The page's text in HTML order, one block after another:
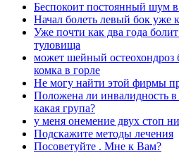
Беспокоит постоянный шум
Начал болеть левый бок уже
Уже почти как два года
туловища
может шейный
комка в горле
Не могу найти этой фирмы
Положена ли инвалидность в
какая група?
у меня онемение двух стоп
Подскажите методы лечения
Посоветуйте . Мне к Вам?